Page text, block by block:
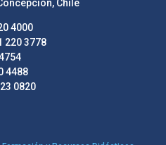
Chile
4000
220 3778
4488
0820